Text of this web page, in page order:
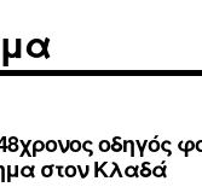
οδηγός
στον Κλαδά